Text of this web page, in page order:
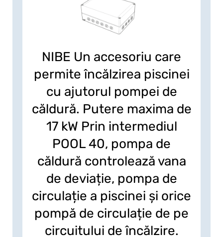
NIBE Un accesoriu care
permite încălzirea piscinei
cu ajutorul pompei de
căldură. Putere maxima de
17 kW Prin intermediul
POOL 40, pompa de
căldură controlează vana
de deviație, pompa de
circulație a piscinei și orice
pompă de circulație de pe
circuitului de încălzire.